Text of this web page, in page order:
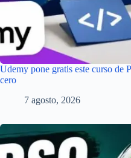
Udemy pone gratis este curso de
cero
7 agosto, 2026